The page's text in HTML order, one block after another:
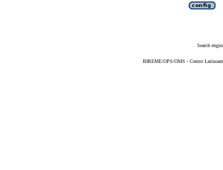
Search
BIREME/OPS/OMS - Centro